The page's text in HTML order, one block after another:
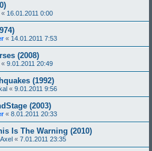
« 16.01.2011 0:00
« 14.01.2011 7:53
(2008)
« 9.01.2011 20:49
(1992)
« 9.01.2011 9:56
(2003)
« 8.01.2011 20:33
Is The Warning (2010)
« 7.01.2011 23:35